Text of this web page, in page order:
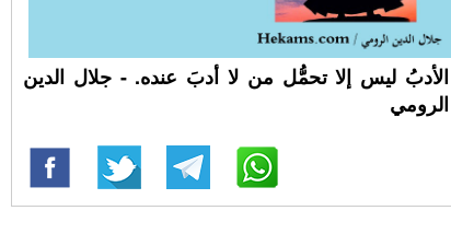
الأدبُ ليس إلا تحمُّل من لا أدبَ عنده. - جلال الدين
الرومي